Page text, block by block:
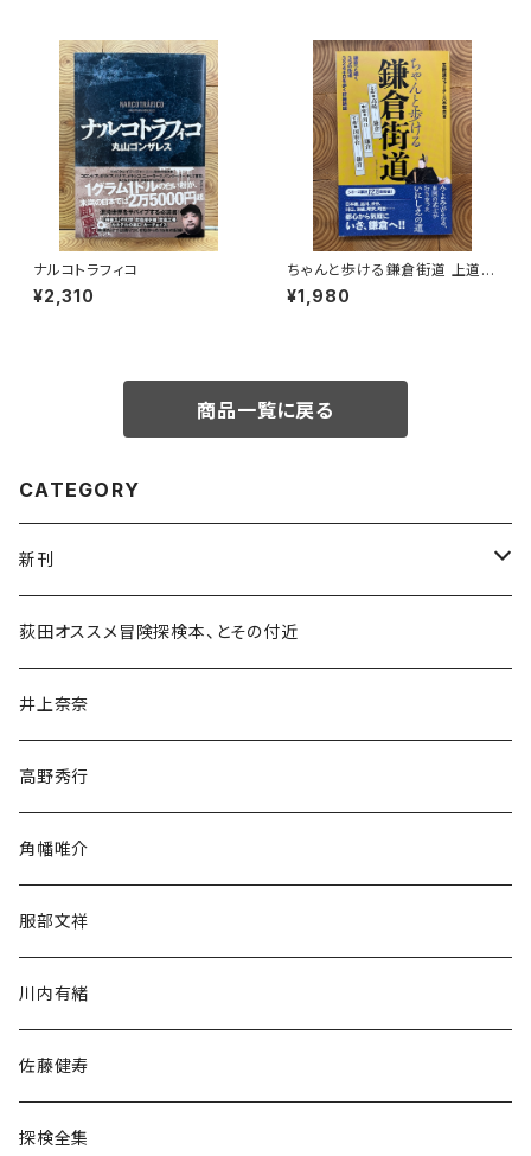
ナルコトラフィコ
¥2,310
ちゃんと歩ける鎌倉街道 上道・
中道・下道
¥1,980
商品一覧に戻る
CATEGORY
新刊
和書
文学・小説・物語
随筆・ノンフィクション・その他
民族・風習
荻田オススメ冒険探検本、とその付近
井上奈奈
高野秀行
角幡唯介
服部文祥
川内有緒
佐藤健寿
探検全集